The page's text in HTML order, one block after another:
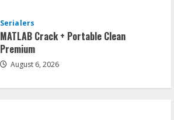
Serialers
MATLAB Crack + Portable Clean
Premium
August 6, 2026